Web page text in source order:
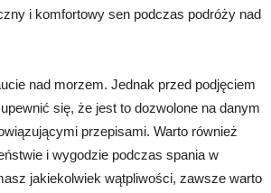
i komfortowy sen podczas podróży nad
nad morzem. Jednak przed podjęciem
się, że jest to dozwolone na danym
przepisami. Warto również
i wygodzie podczas spania w
jakiekolwiek wątpliwości, zawsze warto